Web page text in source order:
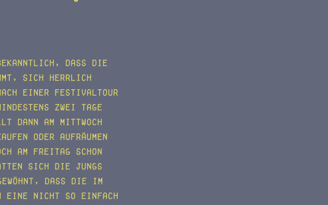
dass die
sich herrlich
einer Festivaltour
zwei Tage
dann am Mittwoch
oder Aufräumen
am Freitag schon
sich die Jungs
dass die im
eine nicht so einfach